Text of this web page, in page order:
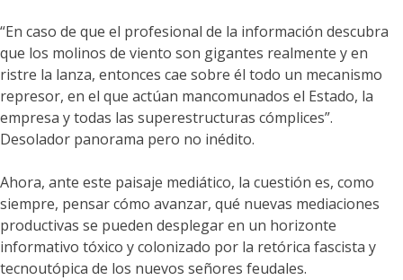
“En caso de que el profesional de la información descubra
que los molinos de viento son gigantes realmente y en
ristre la lanza, entonces cae sobre él todo un mecanismo
represor, en el que actúan mancomunados el Estado, la
empresa y todas las superestructuras cómplices”.
Desolador panorama pero no inédito.
Ahora, ante este paisaje mediático, la cuestión es, como
siempre, pensar cómo avanzar, qué nuevas mediaciones
productivas se pueden desplegar en un horizonte
informativo tóxico y colonizado por la retórica fascista y
tecnoutópica de los nuevos señores feudales.